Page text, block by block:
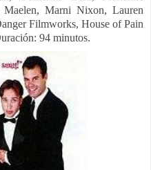
Maelen, Marni Nixon, Lauren
Filmworks, House of Pain
94 minutos.